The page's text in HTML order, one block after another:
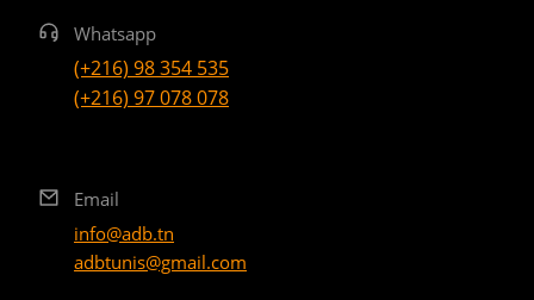
Whatsapp
(+216) 98 354 535
(+216) 97 078 078
Email
info@adb.tn
adbtunis@gmail.com